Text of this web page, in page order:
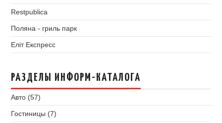
Restpublica
Поляна - гриль парк
Еліт Експресс
РАЗДЕЛЫ ИНФОРМ-КАТАЛОГА
Авто (57)
Гостиницы (7)